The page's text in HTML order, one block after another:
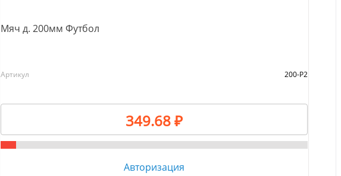
Мяч д. 200мм Футбол
Артикул 200-Р2
349.68 ₽
Авторизация